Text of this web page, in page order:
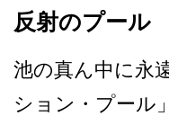
反射のプール
池の真ん中に永
ション・プール